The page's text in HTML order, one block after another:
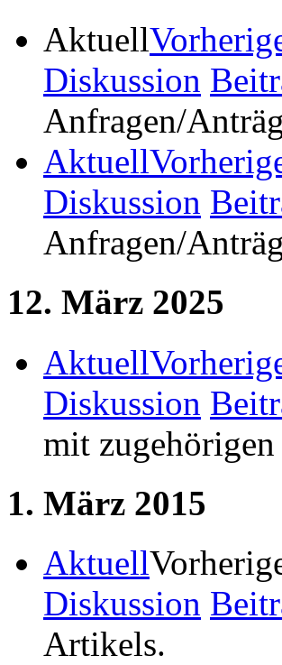
Aktuell
Diskussion
Anfragen/
Aktuell
Diskussion
Anfragen/
12. März 2025
Aktuell
Diskussion
mit
1. März 2015
Aktuell
Diskussion
Artikels.